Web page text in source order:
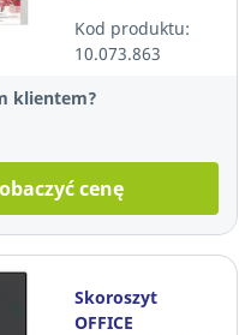
PP, 30
mikronów, 100
sztuk
Kod produktu:
10.073.863
klientem?
cenę
Skoroszyt
OFFICE